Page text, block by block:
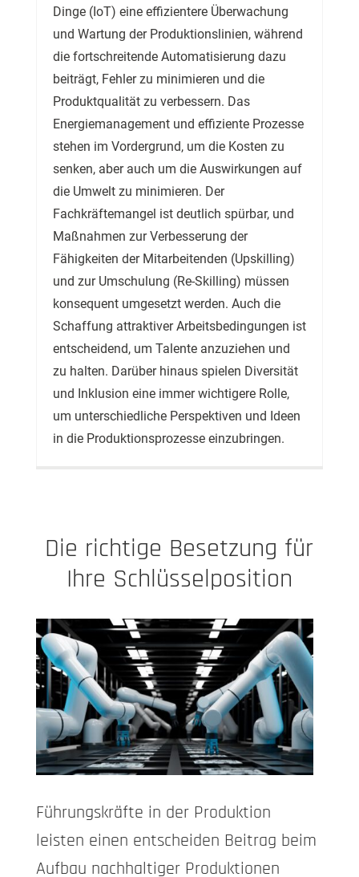
Dinge (IoT) eine effizientere Überwachung
und Wartung der Produktionslinien, während
die fortschreitende Automatisierung dazu
beiträgt, Fehler zu minimieren und die
Produktqualität zu verbessern. Das
Energiemanagement und effiziente Prozesse
stehen im Vordergrund, um die Kosten zu
senken, aber auch um die Auswirkungen auf
die Umwelt zu minimieren. Der
Fachkräftemangel ist deutlich spürbar, und
Maßnahmen zur Verbesserung der
Fähigkeiten der Mitarbeitenden (Upskilling)
und zur Umschulung (Re-Skilling) müssen
konsequent umgesetzt werden. Auch die
Schaffung attraktiver Arbeitsbedingungen ist
entscheidend, um Talente anzuziehen und
zu halten. Darüber hinaus spielen Diversität
und Inklusion eine immer wichtigere Rolle,
um unterschiedliche Perspektiven und Ideen
in die Produktionsprozesse einzubringen.
Die richtige Besetzung für
Ihre Schlüsselposition
Führungskräfte in der Produktion
leisten einen entscheiden Beitrag beim
Aufbau nachhaltiger Produktionen